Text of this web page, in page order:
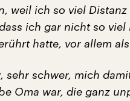
weil ich so viel
ich gar nicht so
hatte, vor allem
sehr schwer, mich
Oma war, die ganz